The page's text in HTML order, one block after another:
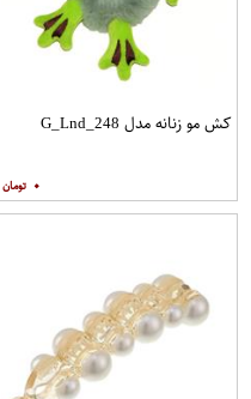
کش مو زنانه مدل G_Lnd_248
۰